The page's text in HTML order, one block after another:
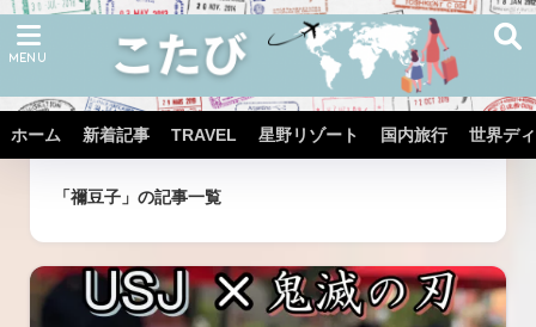
ホーム 新着記事 TRAVEL 星野リゾート 国内旅行 世界デ
ホーム タグ
「禰豆子」の記事一覧